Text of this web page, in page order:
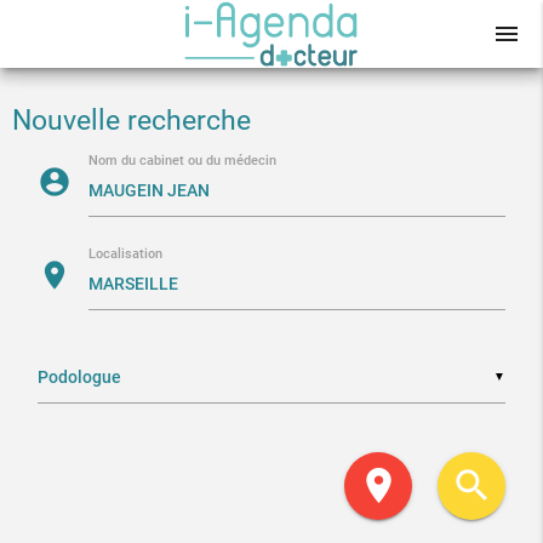
menu
Nouvelle recherche
account_circle
Nom du cabinet ou du médecin
location_on
Localisation
▼
location_on search